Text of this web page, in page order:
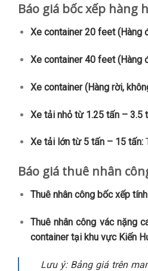
Báo giá bốc xếp hàng
Xe container 20 feet (Hàng
Xe container 40 feet (Hàng
Xe container (Hàng rời,
Xe tải nhỏ từ 1.25 tấn – 3.5
Xe tải lớn từ 5 tấn – 15 tấn:
Báo giá thuê nhân
Thuê nhân công bốc xếp
Thuê nhân công vác nặng
container tại khu vực Kiến
Lưu ý: Bảng giá trên